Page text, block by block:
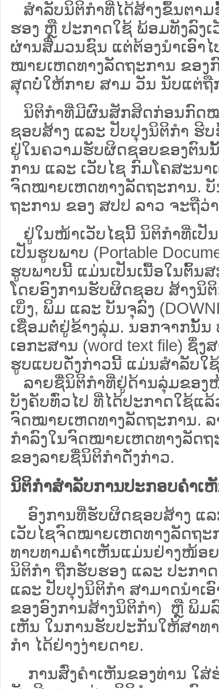
ສໍາລັບນິຕິກໍາທີ່ໄດ້ສ້າງຂຶ້ນຕາ
ຮອງ ຫຼື ປະກາດໃຊ້ ພ້ອມທັງລົງ
ຜ່ານສື່ມວນຊົນ ແຕ່ຕ້ອງນໍາເອົາ
ໝາຍ​ເຫດ​ທາງ​ລັດ​ຖະ​ການ​ ຂອ
ສຸດບໍ່ໃຫ້ກາຍ ສາມ ວັນ ນັບແຕ່ຖື
ນິ​ຕິ​ກຳ​ທີ່​ມີ​ຜົນ​ສັກ​ສິດ​ກ່ອນ​ກົດ​ໝ
ຊອບ​ສ້າງ ແລະ ປັບ​ປຸງນິ​ຕິ​ກຳ ຮີ
ຢູ່ໃນຄວາມຮັບຜິດຊອບຂອງຕົນ
ການ ແລະ ເວັບໄຊ​ ກົມໂຄສະນ
ຈົດໝາຍເຫດທາງລັດຖະການ.
ຖະ​ການ ຂອງ ສປ​ປ ລາວ ​ຈະຖື​
ຢູ່ໃນໜ້າ​ເວັບ​ໄຊ​ນີ້ ນິຕິກຳທີ່ເປັ
ເປັນຮູບພາບ (Portable
ຮູບພາບນີ້ ແມ່ນເປັນເນື້ອໃນຕົ້ນ
ໂດຍອົງການຮັບຜິດຊອບ ສ້າງນິ
ເບິ່ງ, ພິມ ແລະ ບັນຈຸລົງ
ເຊື່ອມຕໍ່ຢູ່ຂ້າງລຸ່ມ. ນອກຈາກນັ້ນ
ເອກະສານ (word text file) ຊຶ່
ຮູບແບບດັ່ງກ່າວນີ້ ແມ່ນສຳລັບໃ
ລາຍຊື່ນິຕິກຳທີ່ຢູ່ດ້ານລຸ່ມຂອງ
ບັງຄັບທົ່ວໄປ ທີ່ໄດ້ປະກາດໃຊ້ແ
ຈົດໝາຍເຫດທາງລັດຖະການ.
ກຳລົງໃນຈົດໝາຍເຫດທາງລັດ
ຂອງລາຍຊື່ນິຕິກໍາດັ່ງກ່າວ.
ນິຕິກຳສຳລັບການປະກອບຄຳເ
ອົງການທີ່ຮັບຜິດຊອບສ້າງ ແລ
ເວັບ​ໄຊຈົດໝາຍເຫດທາງລັດຖະ
ທາບທາມຄໍາເຫັນແມ່ນຢ່າງໜ້ອ
ນິຕິກໍາ ຖືກຮັບຮອງ ແລະ ປະກາ
ແລະ ປັບປຸງນິຕິກໍາ ສາມາດນຳເ
ຂອງອົງການສ້າງນິຕິກຳ) ຫຼື ພິມ
ເຫັນ ໃນການຮັບປະກັນໃຫ້ສາທ
ກຳ ໄດ້ຢ່າງງ່າຍດາຍ.
ການສົ່ງຄໍາເຫັນຂອງທ່ານ ໃສ່